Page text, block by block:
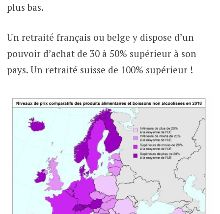
plus bas.
Un retraité français ou belge y dispose d’un
pouvoir d’achat de 30 à 50% supérieur à son
pays. Un retraité suisse de 100% supérieur !